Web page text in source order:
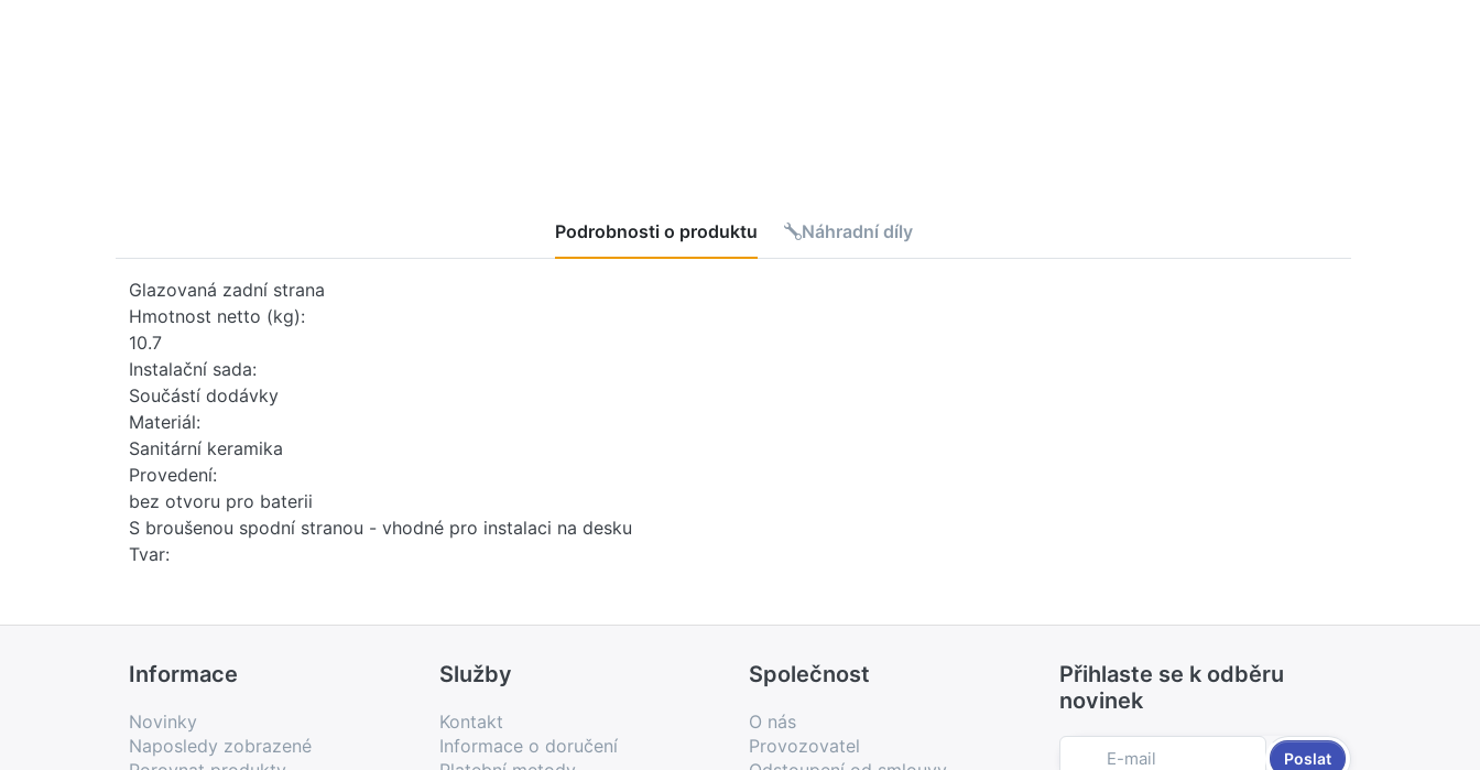
Podrobnosti o produktu Náhradní díly
Glazovaná zadní strana
Hmotnost netto (kg):
10.7
Instalační sada:
Součástí dodávky
Materiál:
Sanitární keramika
Provedení:
bez otvoru pro baterii
S broušenou spodní stranou - vhodné pro instalaci na desku
Tvar:
Umyvadlová mísa
Typ přepadu:
Standardní
Umístění umyvadlové mísy:
Uprostřed
Uspořádání otvorů pro baterie:
Informace
Novinky
Naposledy zobrazené
Služby
Kontakt
Informace o doručení
Společnost
O nás
Provozovatel
Přihlaste se k odběru
novinek
Poslat